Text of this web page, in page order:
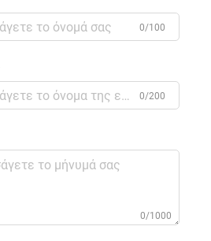
0/100
0/200
0/1000